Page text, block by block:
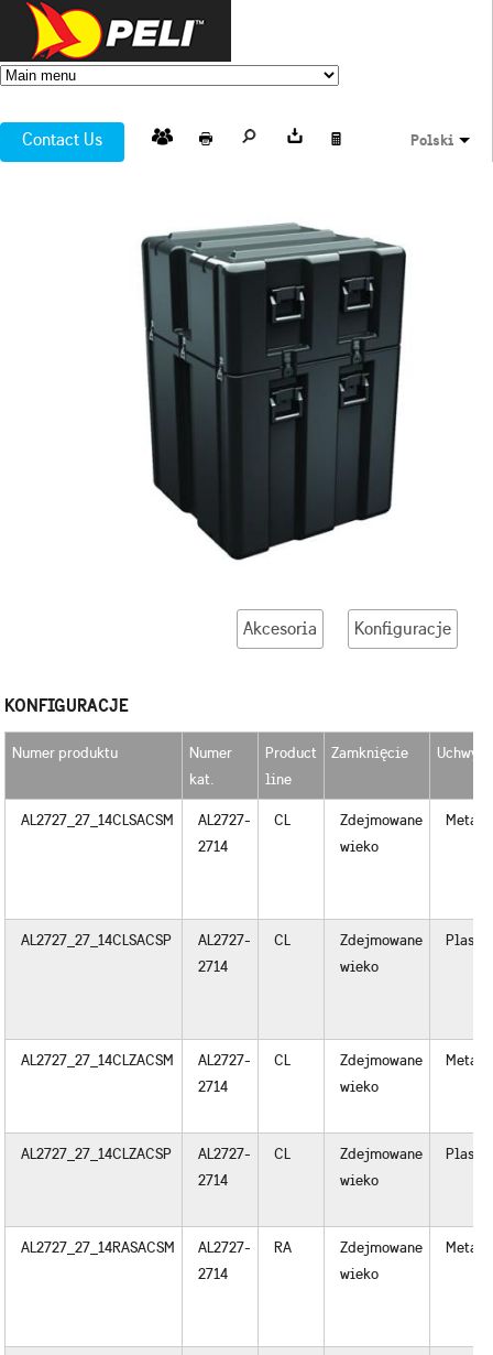
Contact Us Polski
Akcesoria Konfiguracje
KONFIGURACJE
Numer produktu
Numer
kat.
Product
line
Zamknięcie Uchwyty
AL2727_27_14CLSACSM
AL2727-
2714
CL
Zdejmowane
wieko
Metal
AL2727_27_14CLSACSP
AL2727-
2714
CL
Zdejmowane
wieko
Plastik
AL2727_27_14CLZACSM
AL2727-
2714
CL
Zdejmowane
wieko
Metal
AL2727_27_14CLZACSP
AL2727-
2714
CL
Zdejmowane
wieko
Plastik
AL2727_27_14RASACSM
AL2727-
2714
RA
Zdejmowane
wieko
Metal